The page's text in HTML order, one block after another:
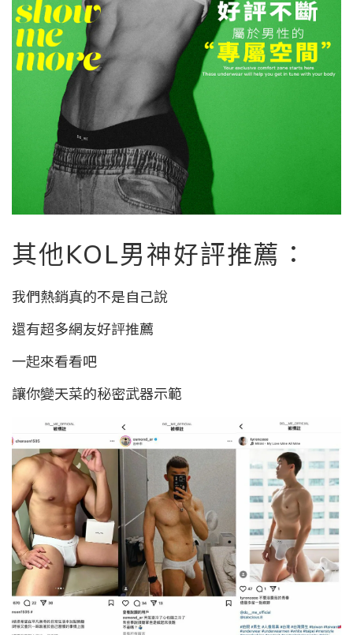
其他KOL男神好評推薦：
我們熱銷真的不是自己說
還有超多網友好評推薦
一起來看看吧
讓你變天菜的秘密武器示範